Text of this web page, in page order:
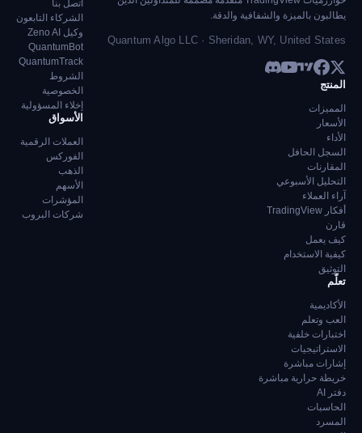
يطالبون بالميزة والشفافية والدقة.
Quantum Algo LLC · Sheridan, WY, United States
المنتج
المميزات
الأسعار
الأداء
السجل الحافل
المقارنات
التحليل الأسبوعي
آراء العملاء
أفكار TradingView
قارن
كيف يعمل
كيفية الاستخدام
التوثيق
تعلّم
الأكاديمية
العب وتعلم
اختبارات خلفية
الاستراتيجيات
إشارات مباشرة
خريطة حرارية مباشرة
دفتر AI
الحاسبات
المسرد
اتصل بنا
الشركاء التابعون
وكيل Zeno AI
QuantumBot
QuantumTrack
الشروط
الخصوصية
إخلاء المسؤولية
الأسواق
العملات الرقمية
الفوركس
الذهب
الأسهم
المؤشرات
شركات البروب